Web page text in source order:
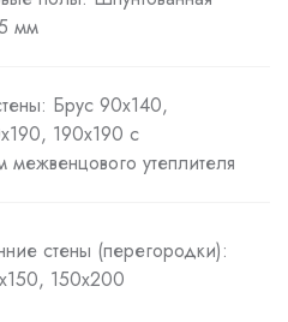
мм
Брус 90х140,
190х190 с
утеплителя
стены (перегородки):
150х200